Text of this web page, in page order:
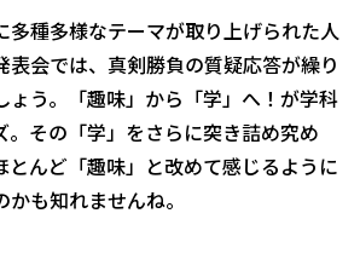
多種多様なテーマが取り上げられた人
表会では、真剣勝負の質疑応答が繰り
ょう。「趣味」から「学」へ！が学科
。その「学」をさらに突き詰め究め
とんど「趣味」と改めて感じるように
も知れませんね。